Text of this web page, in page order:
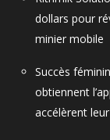
dollars pour
minier mobile
Succès
obtiennent
accélèrent